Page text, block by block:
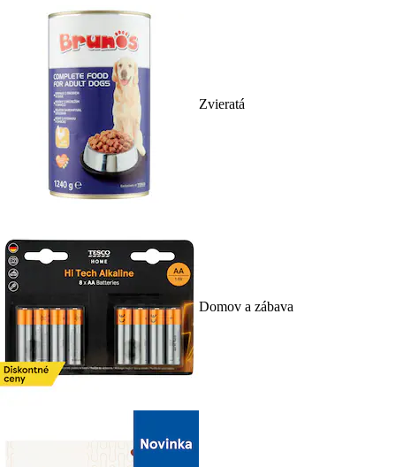
Zvieratá
Domov a zábava